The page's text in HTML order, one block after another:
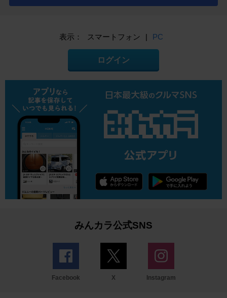
表示： スマートフォン PC
ログイン
みんカラ公式SNS
Facebook X Instagram